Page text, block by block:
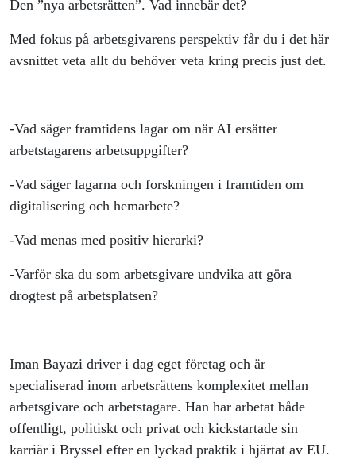
sluta” -
Gäst,
Bayazi
Den ”nya arbetsrätten”. Vad innebär det?
Med fokus på arbetsgivarens perspektiv får du i det här
avsnittet veta allt du behöver veta kring precis just det.
-Vad säger framtidens lagar om när AI ersätter
arbetstagarens arbetsuppgifter?
-Vad säger lagarna och forskningen i framtiden om
digitalisering och hemarbete?
-Vad menas med positiv hierarki?
-Varför ska du som arbetsgivare undvika att göra
drogtest på arbetsplatsen?
Iman Bayazi driver i dag eget företag och är
specialiserad inom arbetsrättens komplexitet mellan
arbetsgivare och arbetstagare. Han har arbetat både
offentligt, politiskt och privat och kickstartade sin
karriär i Bryssel efter en lyckad praktik i hjärtat av EU.